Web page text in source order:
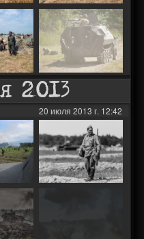
2013
20 июля 2013 г. 12:42